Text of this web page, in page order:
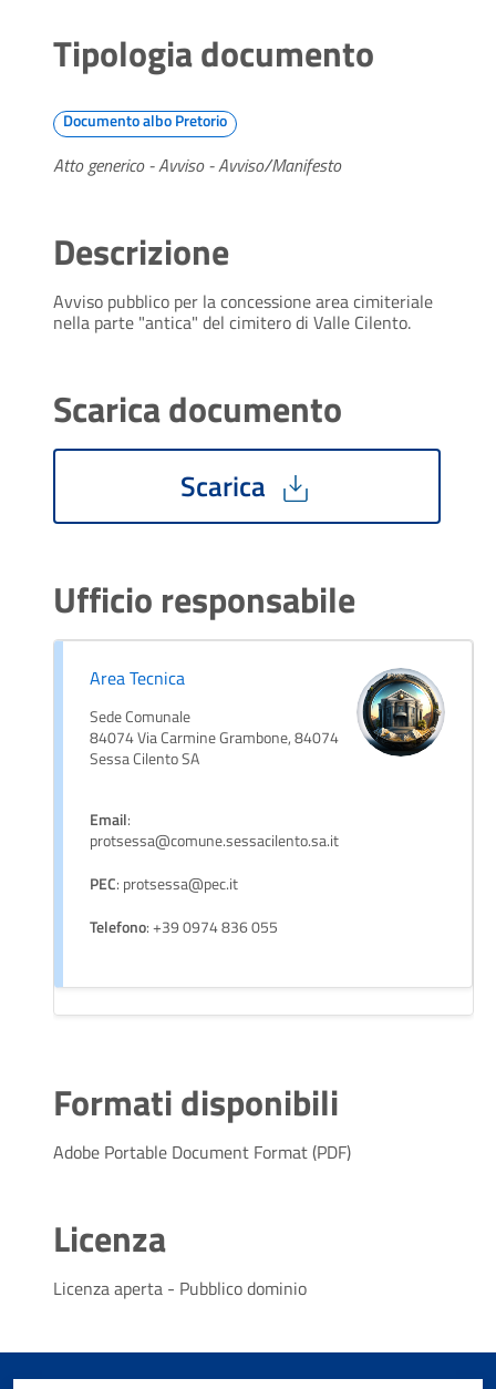
Tipologia documento
Documento albo Pretorio
Atto generico - Avviso - Avviso/Manifesto
Descrizione
Avviso pubblico per la concessione area cimiteriale
nella parte "antica" del cimitero di Valle Cilento.
Scarica documento
Scarica
Ufficio responsabile
Area Tecnica
Sede Comunale
84074 Via Carmine Grambone, 84074
Sessa Cilento SA
Email:
protsessa@comune.sessacilento.sa.it
PEC: protsessa@pec.it
Telefono: +39 0974 836 055
Formati disponibili
Adobe Portable Document Format (PDF)
Licenza
Licenza aperta - Pubblico dominio